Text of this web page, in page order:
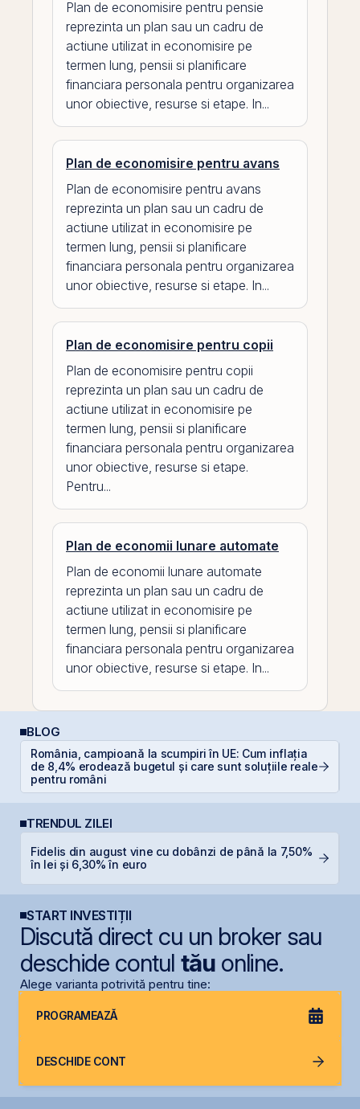
Plan de economisire pentru pensie
reprezinta un plan sau un cadru de
actiune utilizat in economisire pe
termen lung, pensii si planificare
financiara personala pentru organizarea
unor obiective, resurse si etape. In...
Plan de economisire pentru avans
Plan de economisire pentru avans
reprezinta un plan sau un cadru de
actiune utilizat in economisire pe
termen lung, pensii si planificare
financiara personala pentru organizarea
unor obiective, resurse si etape. In...
Plan de economisire pentru copii
Plan de economisire pentru copii
reprezinta un plan sau un cadru de
actiune utilizat in economisire pe
termen lung, pensii si planificare
financiara personala pentru organizarea
unor obiective, resurse si etape.
Pentru...
Plan de economii lunare automate
Plan de economii lunare automate
reprezinta un plan sau un cadru de
actiune utilizat in economisire pe
termen lung, pensii si planificare
financiara personala pentru organizarea
unor obiective, resurse si etape. In...
BLOG
România, campioană la scumpiri în UE: Cum inflația
de 8,4% erodează bugetul și care sunt soluțiile reale
pentru români
TRENDUL ZILEI
Fidelis din august vine cu dobânzi de până la 7,50%
în lei și 6,30% în euro
START INVESTIȚII
Discută direct cu un broker sau
deschide contul tăuonline.
Alege varianta potrivită pentru tine:
PROGRAMEAZĂ
DESCHIDE CONT